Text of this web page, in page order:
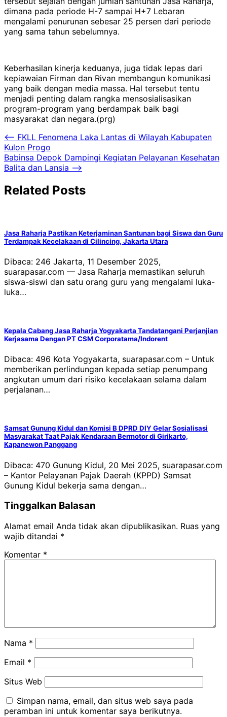
dimana pada periode H-7 sampai H+7 Lebaran
mengalami penurunan sebesar 25 persen dari periode
yang sama tahun sebelumnya.
Keberhasilan kinerja keduanya, juga tidak lepas dari
kepiawaian Firman dan Rivan membangun komunikasi
yang baik dengan media massa. Hal tersebut tentu
menjadi penting dalam rangka mensosialisasikan
program-program yang berdampak baik bagi
masyarakat dan negara.(prg)
Navigasi
pos
⟵ FKLL Fenomena Laka Lantas di Wilayah Kabupaten
Kulon Progo
Babinsa Depok Dampingi Kegiatan Pelayanan Kesehatan
Balita dan Lansia ⟶
Related Posts
Jasa Raharja Pastikan Keterjaminan Santunan bagi Siswa dan Guru
Terdampak Kecelakaan di Cilincing, Jakarta Utara
Dibaca: 246 Jakarta, 11 Desember 2025,
suarapasar.com — Jasa Raharja memastikan seluruh
siswa-siswi dan satu orang guru yang mengalami luka-
luka…
Kepala Cabang Jasa Raharja Yogyakarta Tandatangani Perjanjian
Kerjasama Dengan PT CSM Corporatama/Indorent
Dibaca: 496 Kota Yogyakarta, suarapasar.com – Untuk
memberikan perlindungan kepada setiap penumpang
angkutan umum dari risiko kecelakaan selama dalam
perjalanan…
Samsat Gunung Kidul dan Komisi B DPRD DIY Gelar Sosialisasi
Masyarakat Taat Pajak Kendaraan Bermotor di Girikarto,
Kapanewon Panggang
Dibaca: 470 Gunung Kidul, 20 Mei 2025, suarapasar.com
– Kantor Pelayanan Pajak Daerah (KPPD) Samsat
Gunung Kidul bekerja sama dengan…
Tinggalkan Balasan
Alamat email Anda tidak akan dipublikasikan. Ruas yang
wajib ditandai *
Komentar *
Nama *
Email *
Situs Web
Simpan nama, email, dan situs web saya pada
peramban ini untuk komentar saya berikutnya.